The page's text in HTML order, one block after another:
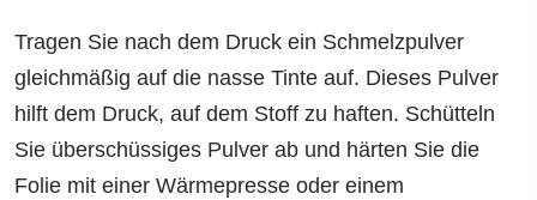
Tragen Sie nach dem Druck ein Schmelzpulver
gleichmäßig auf die nasse Tinte auf. Dieses Pulver
hilft dem Druck, auf dem Stoff zu haften. Schütteln
Sie überschüssiges Pulver ab und härten Sie die
Folie mit einer Wärmepresse oder einem